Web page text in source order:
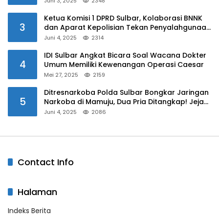
3
Ketua Komisi 1 DPRD Sulbar, Kolaborasi BNNK
dan Aparat Kepolisian Tekan Penyalahgunaan
Juni 4, 2025 2314
4
IDI Sulbar Angkat Bicara Soal Wacana Dokter
Umum Memiliki Kewenangan Operasi Caesar
Mei 27, 2025 2159
5
Ditresnarkoba Polda Sulbar Bongkar Jaringan
Narkoba di Mamuju, Dua Pria Ditangkap! Jejak
Juni 4, 2025 2086
Contact Info
Halaman
Indeks Berita